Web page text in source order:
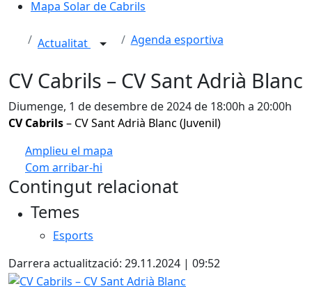
Mapa Solar de Cabrils
Actualitat Agenda esportiva
CV Cabrils – CV Sant Adrià Blanc
Diumenge, 1 de desembre de 2024 de 18:00h a 20:00h
CV Cabrils– CV Sant Adrià Blanc (Juvenil)
Amplieu el mapa
Com arribar-hi
+
Contingut relacionat
Temes
Esports
Darrera actualització: 29.11.2024 | 09:52
CV Cabrils – CV Sant Adrià Blanc